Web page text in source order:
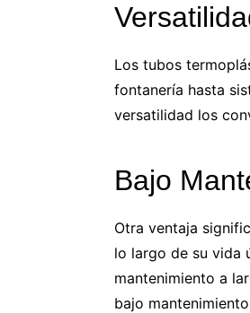
Los tubos
fontanería hasta
versatilidad los
Bajo
Otra ventaja
lo largo de su vida
mantenimiento a
bajo